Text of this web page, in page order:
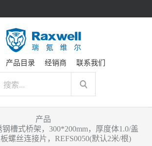
产品目录 经销商 联系我们
产品
钢槽式桥架，300*200mm，厚度体1.0/盖
螺丝连接片，REFS0050(默认2米/根)